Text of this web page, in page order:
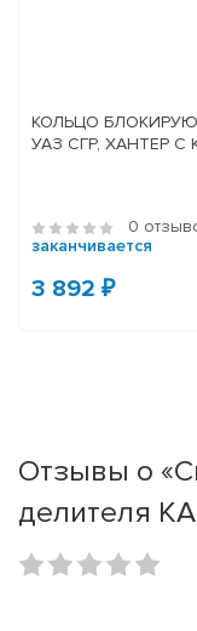
КОЛЬЦО
УАЗ СГР, ХАНТЕР С
0
заканчивается
3 892 ₽
Отзывы о
делителя